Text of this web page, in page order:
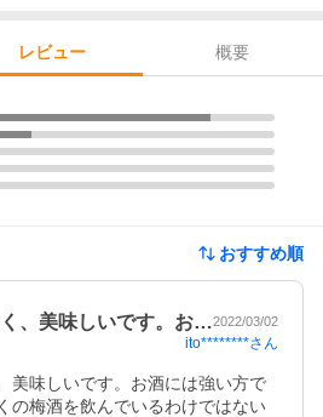
レビュー
概要
おすすめ順
、美味しいです。お…2022/03/02
ito********さん
美味しいです。お酒には強い方で
の梅酒を飲んでいるわけではない